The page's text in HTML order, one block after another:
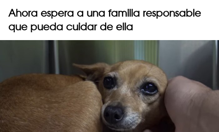
Ahora espera a una familia responsable
que pueda cuidar de ella